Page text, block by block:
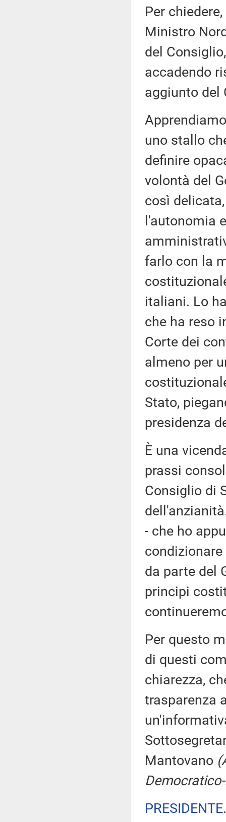
Per
Ministro
del
accadendo
aggiunto del
uno stallo
definire
volontà del
così
l'autonomia
farlo con la
italiani. Lo
che ha reso
Corte dei
almeno per
Stato,
presidenza
È una
prassi
Consiglio di
- che ho
da parte del
principi
Per questo
di questi
chiarezza,
trasparenza
Mantovano
PRESIDENTE